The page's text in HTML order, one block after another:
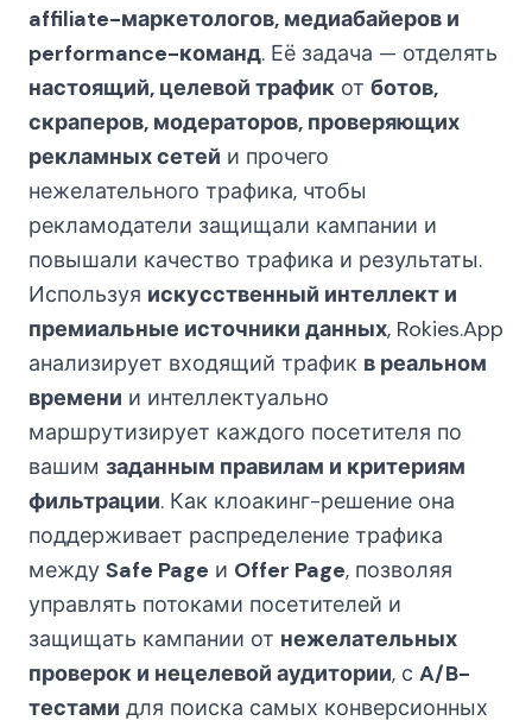
affiliate-маркетологов, медиабайеров и
performance-команд. Её задача — отделять
настоящий, целевой трафик от ботов,
скраперов, модераторов, проверяющих
рекламных сетей и прочего
нежелательного трафика, чтобы
рекламодатели защищали кампании и
повышали качество трафика и результаты.
Используя искусственный интеллект и
премиальные источники данных, Rokies.App
анализирует входящий трафик в реальном
времени и интеллектуально
маршрутизирует каждого посетителя по
вашим заданным правилам и критериям
фильтрации. Как клоакинг-решение она
поддерживает распределение трафика
между Safe Page и Offer Page, позволяя
управлять потоками посетителей и
защищать кампании от нежелательных
проверок и нецелевой аудитории, с A/B-
тестами для поиска самых конверсионных